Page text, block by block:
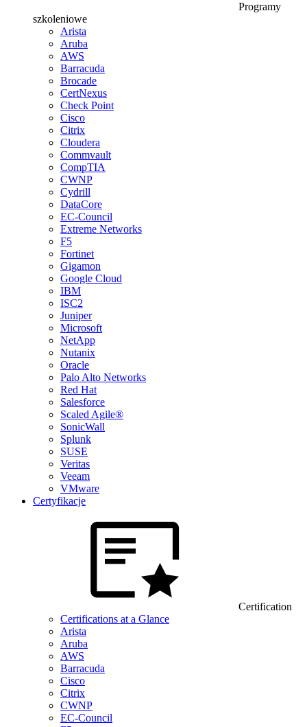
Programy
szkoleniowe
Arista
Aruba
AWS
Barracuda
Brocade
CertNexus
Check Point
Cisco
Citrix
Cloudera
Commvault
CompTIA
CWNP
Cydrill
DataCore
EC-Council
Extreme Networks
F5
Fortinet
Gigamon
Google Cloud
IBM
ISC2
Juniper
Microsoft
NetApp
Nutanix
Oracle
Palo Alto Networks
Red Hat
Salesforce
Scaled Agile®
SonicWall
Splunk
SUSE
Veritas
Veeam
VMware
Certyfikacje
Certification
Certifications at a Glance
Arista
Aruba
AWS
Barracuda
Cisco
Citrix
CWNP
EC-Council